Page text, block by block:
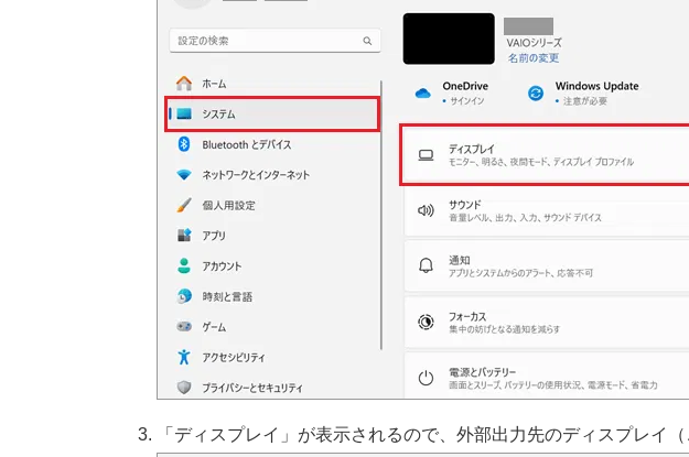
「ディスプレイ」が表示されるので、外部出力先のディスプレイ